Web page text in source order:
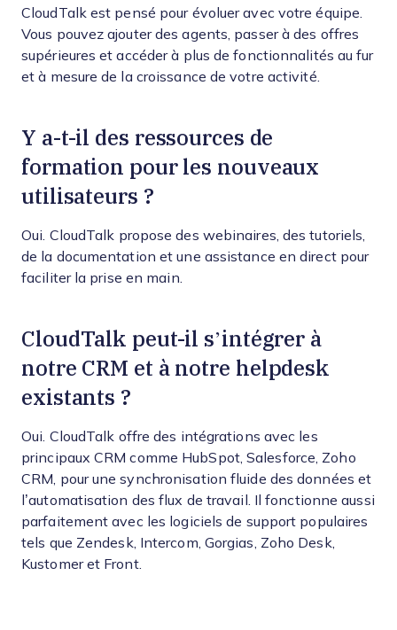
CloudTalk est pensé pour évoluer avec votre équipe.
Vous pouvez ajouter des agents, passer à des offres
supérieures et accéder à plus de fonctionnalités au fur
et à mesure de la croissance de votre activité.
Y a-t-il des ressources de
formation pour les nouveaux
utilisateurs ?
Oui. CloudTalk propose des webinaires, des tutoriels,
de la documentation et une assistance en direct pour
faciliter la prise en main.
CloudTalk peut-il s’intégrer à
notre CRM et à notre helpdesk
existants ?
Oui. CloudTalk offre des intégrations avec les
principaux CRM comme HubSpot, Salesforce, Zoho
CRM, pour une synchronisation fluide des données et
l’automatisation des flux de travail. Il fonctionne aussi
parfaitement avec les logiciels de support populaires
tels que Zendesk, Intercom, Gorgias, Zoho Desk,
Kustomer et Front.